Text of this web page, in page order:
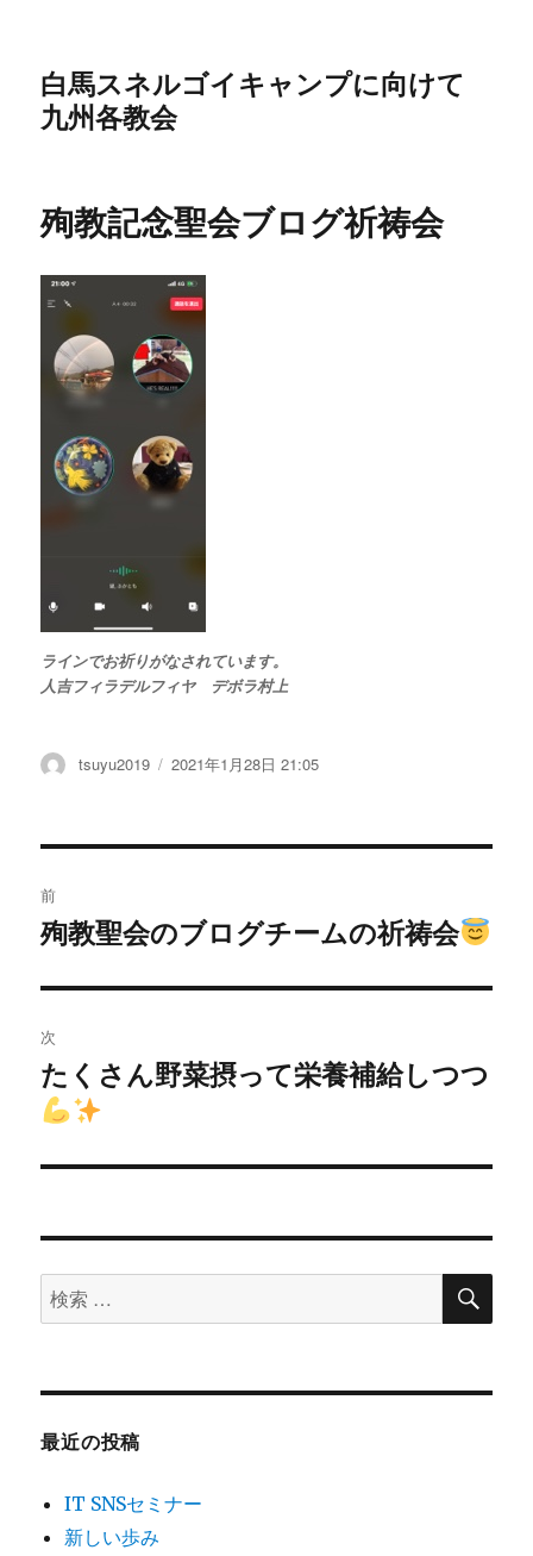
白馬スネルゴイキャンプに向けて
九州各教会
殉教記念聖会ブログ祈祷会
ラインでお祈りがなされています。
人吉フィラデルフィヤ デボラ村上
投
tsuyu2019
投
2021年1月28日 21:05
稿
ビ
ゲ
ー
シ
ン
前
過
の
投
稿:
殉教聖会のブログチームの祈祷会
次
次
の
稿:
たくさん野菜摂って栄養補給しつつ
検
索
象:
検
最近の投稿
IT SNSセミナー
新しい歩み